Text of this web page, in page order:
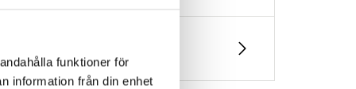
funktioner för
information från din enhet